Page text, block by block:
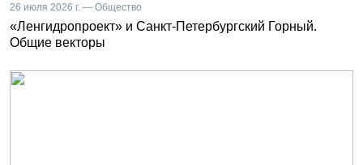
26 июля 2026 г. — Общество
«Ленгидропроект» и Санкт-Петербургский Горный.
Общие векторы